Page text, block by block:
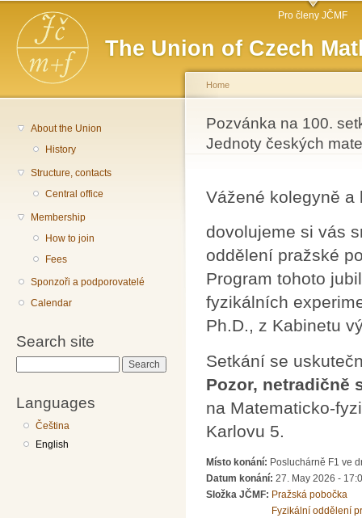
The Union of Czech
Main menu Pro členy JČMF
About the Union
History
Structure, contacts
Central office
Membership
How to join
Fees
Sponzoři a podporovatelé
Calendar
Search site
Languages
Čeština
English
You are here
Home
Pozvánka na 100.
Jednoty českých
Vážené kolegyně a
dovolujeme si vás
oddělení pražské
Program tohoto
fyzikálních
Ph.D., z Kabinetu
Setkání se
Pozor, netradičně
na Matematicko-
Karlovu 5.
Místo konání: Posluchárně F1 ve
Datum konání: 27. May 2026 -
Složka JČMF: Pražská pobočka
Fyzikální oddělení